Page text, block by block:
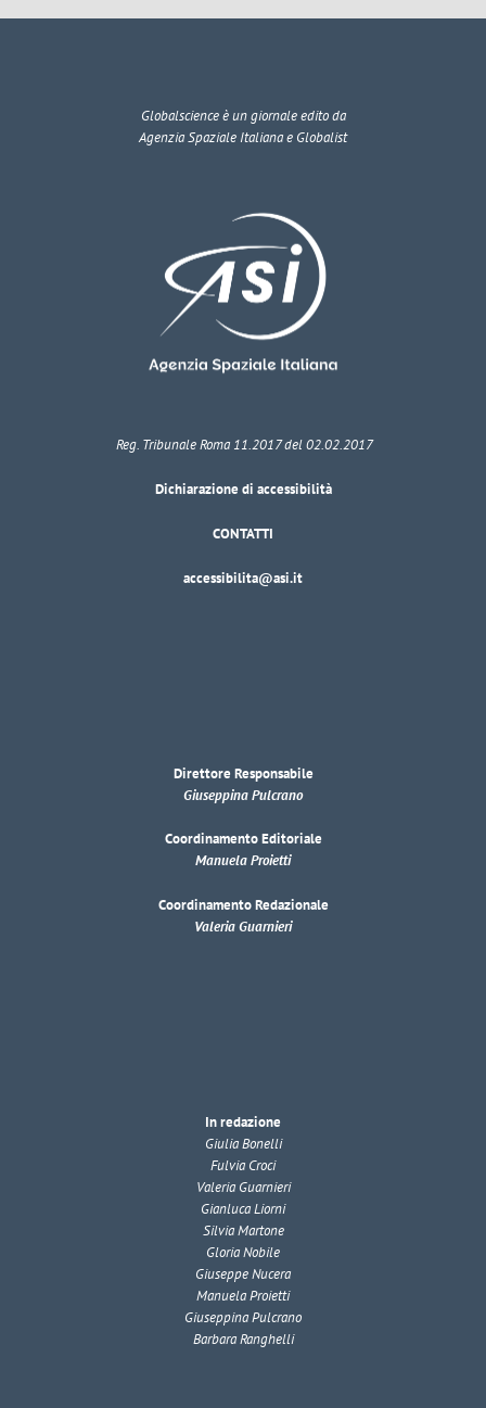
Globalscienceè un giornale edito da
Agenzia Spaziale Italiana e Globalist
Reg. Tribunale Roma 11.2017 del 02.02.2017
Dichiarazione di accessibilità
CONTATTI
accessibilita@asi.it
Direttore Responsabile
Giuseppina Pulcrano
Coordinamento Editoriale
Manuela Proietti
Coordinamento Redazionale
Valeria Guarnieri
In redazione
Giulia Bonelli
Fulvia Croci
Valeria Guarnieri
Gianluca Liorni
Silvia Martone
Gloria Nobile
Giuseppe Nucera
Manuela Proietti
Giuseppina Pulcrano
Barbara Ranghelli